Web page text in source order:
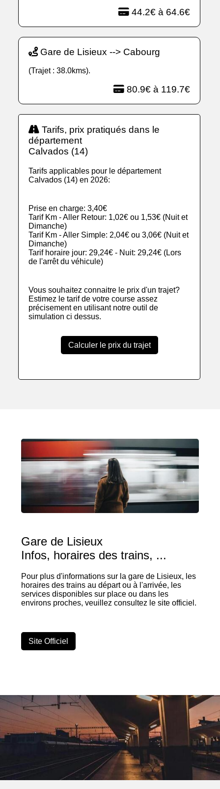
44.2€ à 64.6€
Gare de Lisieux --> Cabourg
(Trajet : 38.0kms).
80.9€ à 119.7€
Tarifs, prix pratiqués dans le
département
Calvados (14)
Tarifs applicables pour le département
Calvados (14) en 2026:
Prise en charge: 3,40€
Tarif Km - Aller Retour: 1,02€ ou 1,53€ (Nuit et
Dimanche)
Tarif Km - Aller Simple: 2,04€ ou 3,06€ (Nuit et
Dimanche)
Tarif horaire jour: 29,24€ - Nuit: 29,24€ (Lors
de l'arrêt du véhicule)
Vous souhaitez connaitre le prix d'un trajet?
Estimez le tarif de votre course assez
précisement en utilisant notre outil de
simulation ci dessus.
Calculer le prix du trajet
Gare de Lisieux
Infos, horaires des trains, ...
Pour plus d'informations sur la gare de Lisieux, les
horaires des trains au départ ou à l'arrivée, les
services disponibles sur place ou dans les
environs proches, veuillez consultez le site officiel.
Site Officiel